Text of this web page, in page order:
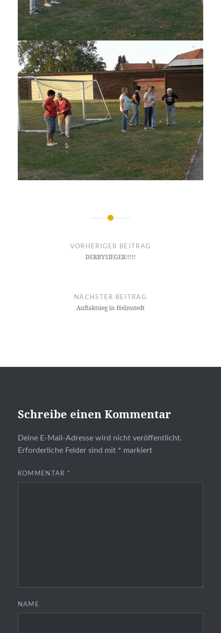
Beitragsnavigation
VORHERIGER BEITRAG
DERBYSIEGER!!!!!
NÄCHSTER BEITRAG
Auftaktsieg in Helmstedt
Schreibe einen Kommentar
Deine E-Mail-Adresse wird nicht veröffentlicht.
Erforderliche Felder sind mit * markiert
KOMMENTAR *
NAME